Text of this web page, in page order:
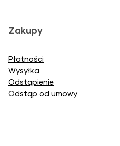
Zakupy
Płatności
Wysyłka
Odstąpienie
Odstąp od umowy